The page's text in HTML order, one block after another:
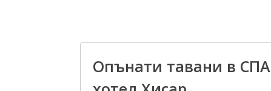
Опънати тавани в СПА